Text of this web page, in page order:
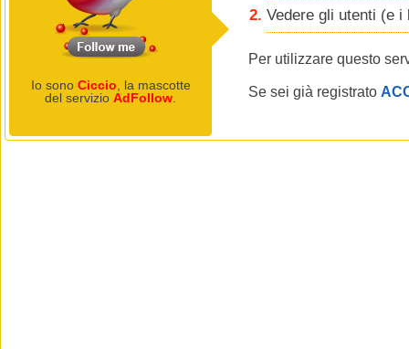
Io sono Ciccio , la mascotte
del servizio AdFollow
Vedere gli utenti (e i
Per utilizzare questo
Se sei già registrato